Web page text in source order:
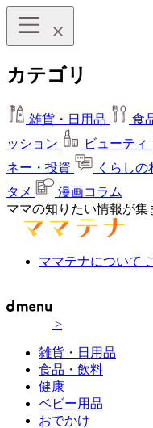
カテゴリ
雑貨・日用品 食
ッション
ビューティ
ネー・投資
くらしの
タメ
漫画コラム
ママの知りたい情報が集
ママテナについて
>
雑貨・日用品
食品・飲料
健康
ベビー用品
おでかけ